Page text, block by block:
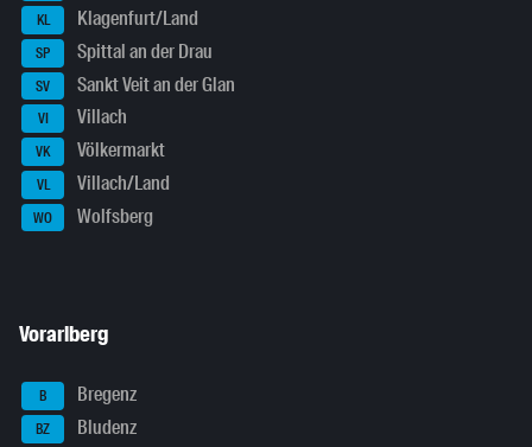
KL Klagenfurt/Land
SP Spittal an der Drau
SV Sankt Veit an der Glan
VI Villach
VK Völkermarkt
VL Villach/Land
WO Wolfsberg
Vorarlberg
B Bregenz
BZ Bludenz